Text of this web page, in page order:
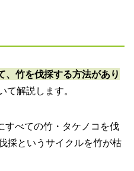
、竹を伐採する方法があり
て解説します。
すべての竹・タケノコを伐
採というサイクルを竹が枯